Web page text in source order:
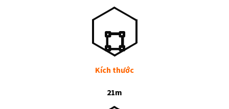
Kích thước
21m